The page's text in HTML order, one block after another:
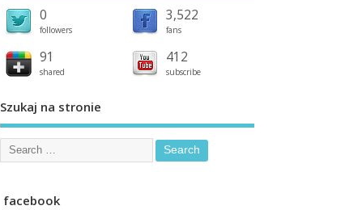
0
followers
3,522
fans
91
shared
412
subscribe
Szukaj na stronie
facebook